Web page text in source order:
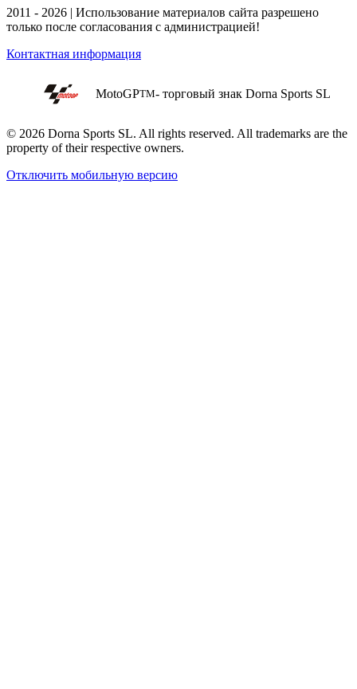
2011 - 2026 | Использование материалов сайта разрешено
только после согласования с администрацией!
Контактная информация
MotoGPTM- торговый знак Dorna Sports SL
© 2026 Dorna Sports SL. All rights reserved. All trademarks are the
property of their respective owners.
Отключить мобильную версию